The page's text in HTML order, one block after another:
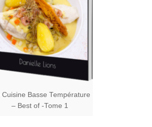
Cuisine Basse Température
– Best of -Tome 1